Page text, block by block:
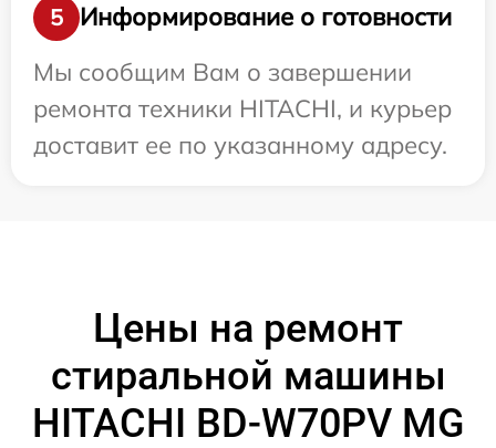
5
Информирование о готовности
Мы сообщим Вам о завершении
ремонта техники HITACHI, и курьер
доставит ее по указанному адресу.
Цены на ремонт
стиральной машины
HITACHI BD-W70PV MG